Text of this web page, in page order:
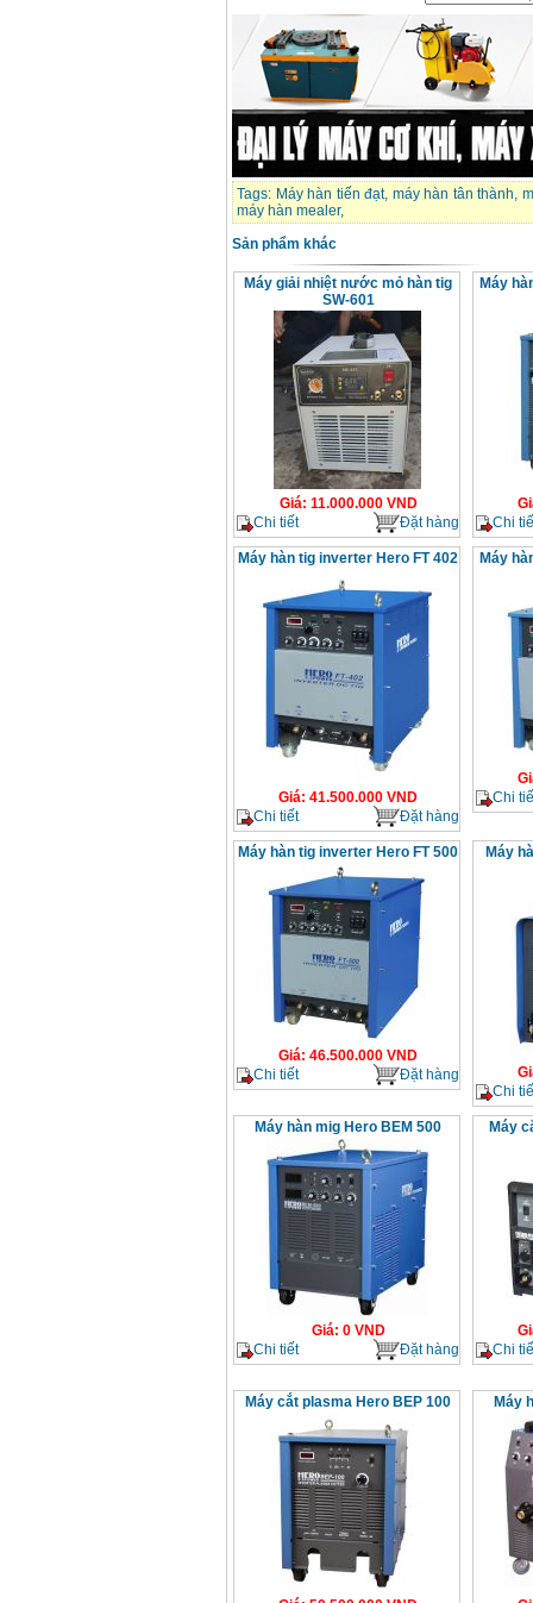
Tags: Máy hàn tiến đạt, máy hàn tân thành,
máy hàn mealer,
Sản phẩm khác
Máy giải nhiệt nước mỏ hàn tig
SW-601
Giá: 11.000.000VND
Chi tiết
Đặt hàng
Máy
Chi
Máy hàn tig inverter Hero FT 402
Giá: 41.500.000 VND
Chi tiết
Đặt hàng
Máy
Chi
Máy hàn tig inverter Hero FT 500
Giá: 46.500.000 VND
Chi tiết
Đặt hàng
Máy
Chi
Máy hàn mig Hero BEM 500
Giá: 0VND
Chi tiết
Đặt hàng
Máy
Chi
Máy cắt plasma Hero BEP 100 Máy